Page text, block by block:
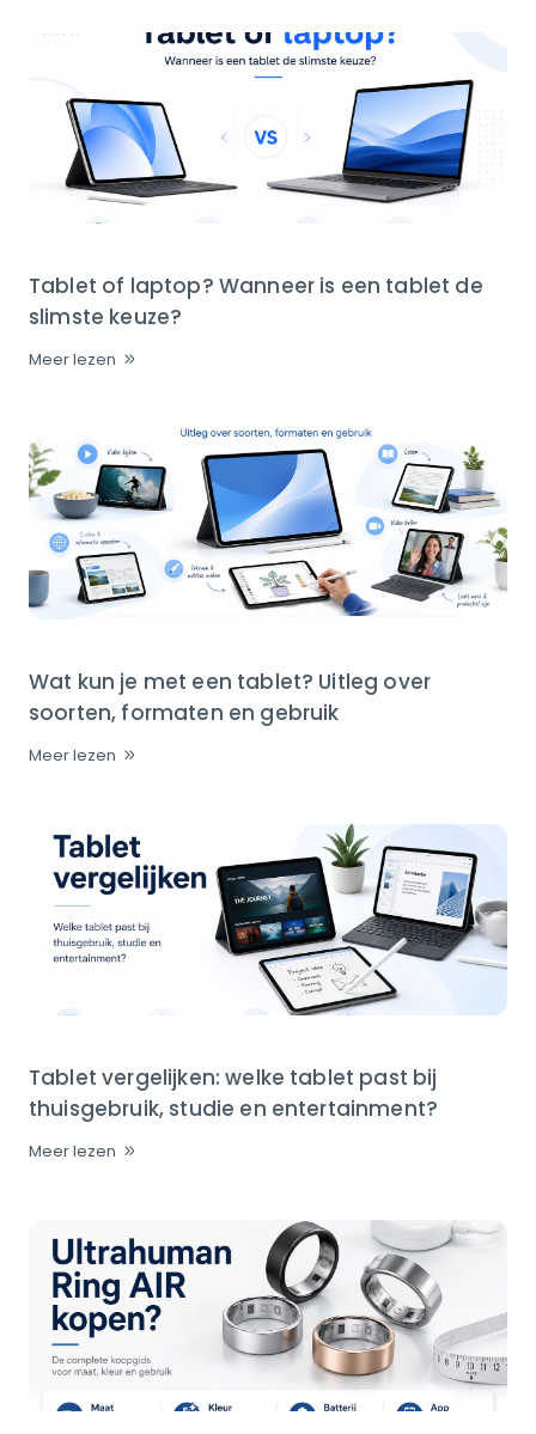
Tablet of laptop? Wanneer is een tablet de
slimste keuze?
Meer lezen
Wat kun je met een tablet? Uitleg over
soorten, formaten en gebruik
Meer lezen
Tablet vergelijken: welke tablet past bij
thuisgebruik, studie en entertainment?
Meer lezen